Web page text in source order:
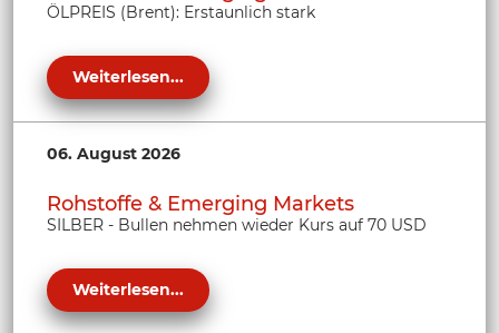
ÖLPREIS (Brent): Erstaunlich stark
Weiterlesen...
06. August 2026
Rohstoffe & Emerging Markets
SILBER - Bullen nehmen wieder Kurs auf 70 USD
Weiterlesen...